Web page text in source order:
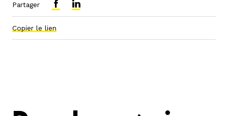
Partager
Copier le lien